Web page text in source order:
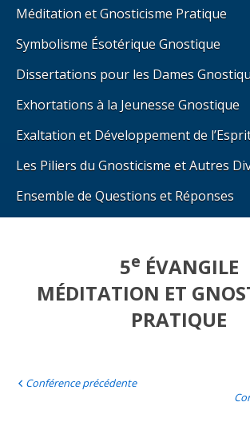
Méditation et Gnosticisme Pratique
Symbolisme Ésotérique Gnostique
Dissertations pour les Dames
Exhortations à la Jeunesse Gnostique
Exaltation et Développement de
Les Piliers du Gnosticisme et Autres
Ensemble de Questions et Réponses
5e ÉVANGILE
MÉDITATION ET
PRATIQUE
Conférence précédente